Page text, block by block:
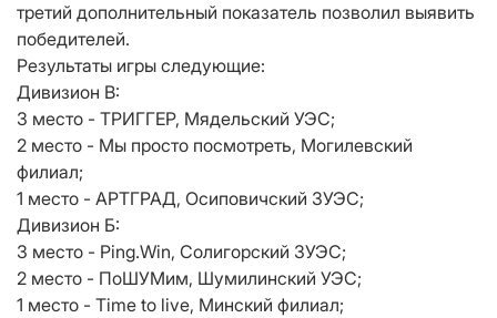
третий дополнительный показатель позволил выявить
победителей.
Результаты игры следующие:
Дивизион В:
3 место - ТРИГГЕР, Мядельский УЭС;
2 место - Мы просто посмотреть, Могилевский
филиал;
1 место - АРТГРАД, Осиповичский ЗУЭС;
Дивизион Б:
3 место - Ping.Win, Солигорский ЗУЭС;
2 место - ПоШУМим, Шумилинский УЭС;
1 место - Time to live, Минский филиал;